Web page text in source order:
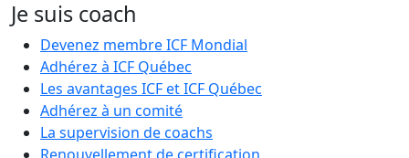
Je suis coach
Devenez membre ICF Mondial
Adhérez à ICF Québec
Les avantages ICF et ICF Québec
Adhérez à un comité
La supervision de coachs